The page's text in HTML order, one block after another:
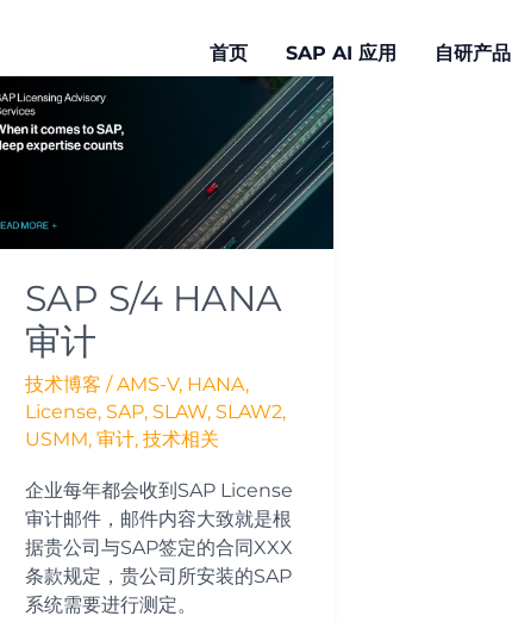
首页 SAP AI 应用 自研产品
SAP S/4 HANA
审计
技术博客 /AMS-V, HANA,
License, SAP, SLAW, SLAW2,
USMM, 审计, 技术相关
企业每年都会收到SAP License
审计邮件，邮件内容大致就是根
据贵公司与SAP签定的合同XXX
条款规定，贵公司所安装的SAP
系统需要进行测定。
SAP
S/4
HANA